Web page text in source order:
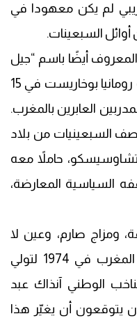
لم يكن معهودا في
السبعينات.
أيضًا باسم “جيل
ماردارسكو” والمولود في عاصمة رومانيا بوخاريست في 15
المدربين العابرين بالمغرب.
السبعينيات من بلاد
حاملاً معه
السياسية المعارضة،
ومزاج صارم، وعين لا
تخطئ الموهبة. حين وصل إلى المغرب في 1974 لتولي
الوطني آنذاك عبد
يتوقعون أن يغيّر هذا